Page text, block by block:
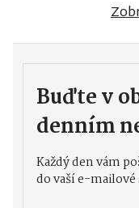
Buďte v
denním
Každý den vám
do vaší e-